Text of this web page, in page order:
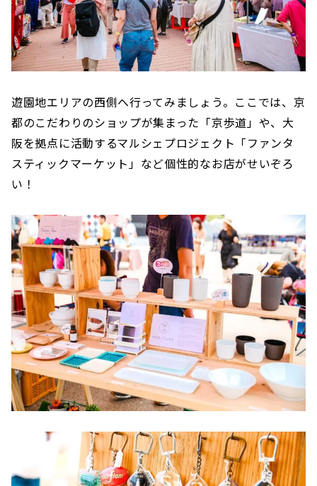
遊園地エリアの西側へ行ってみましょう。ここでは、京
都のこだわりのショップが集まった「京歩道」や、大
阪を拠点に活動するマルシェプロジェクト「ファンタ
スティックマーケット」など個性的なお店がせいぞろ
い！